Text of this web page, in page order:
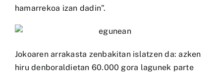
hamarrekoa izan dadin”.
Jokoaren arrakasta zenbakitan islatzen da: azken
hiru denboraldietan 60.000 gora lagunek parte